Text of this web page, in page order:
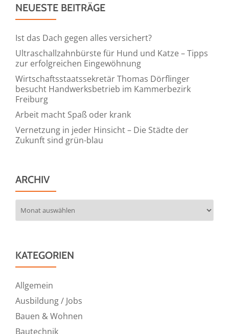
und
NEUESTE BEITRÄGE
Ist das Dach gegen alles versichert?
Ultraschallzahnbürste für Hund und Katze – Tipps
zur erfolgreichen Eingewöhnung
Wirtschaftsstaatssekretär Thomas Dörflinger
besucht Handwerksbetrieb im Kammerbezirk
Freiburg
Arbeit macht Spaß oder krank
Vernetzung in jeder Hinsicht – Die Städte der
Zukunft sind grün-blau
ARCHIV
KATEGORIEN
Allgemein
Ausbildung / Jobs
Bauen & Wohnen
Bautechnik